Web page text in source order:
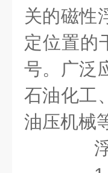
关的磁性
定位置的
号。广泛
石油化工
油压机械
浮